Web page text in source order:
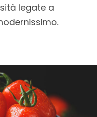
legate a